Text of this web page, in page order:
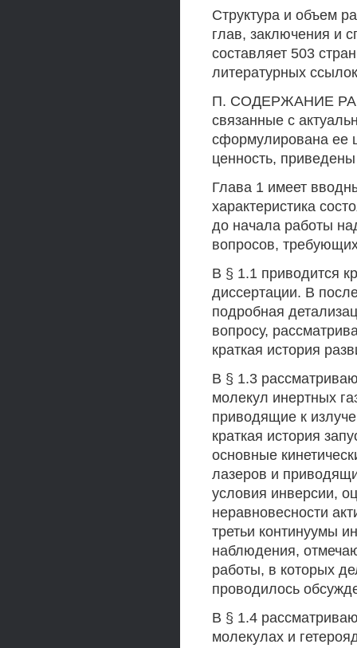
Структура и объем
глав, заключения и
составляет 503
литературных
П. СОДЕРЖАНИЕ
связанные с
сформулирована ее
ценность,
Глава 1 имеет
характеристика
до начала работы
вопросов,
В § 1.1 приводится
диссертации. В
подробная
вопросу,
краткая история
В § 1.3
молекул инертных
приводящие к
краткая история
основные
лазеров и
условия инверсии,
неравновесности
третьи континуумы
наблюдения,
работы, в которых
проводилось
В § 1.4
молекулах и